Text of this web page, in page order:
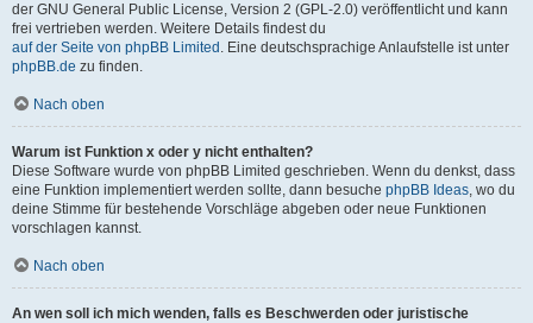
der GNU General Public License, Version 2 (GPL-2.0) veröffentlicht und kann
frei vertrieben werden. Weitere Details findest du
auf der Seite von phpBB Limited . Eine deutschsprachige Anlaufstelle ist unter
phpBB.de zu finden.
Nach oben
Warum ist Funktion x oder y nicht enthalten?
Diese Software wurde von phpBB Limited geschrieben. Wenn du denkst, dass
eine Funktion implementiert werden sollte, dann besuche phpBB Ideas, wo du
deine Stimme für bestehende Vorschläge abgeben oder neue Funktionen
vorschlagen kannst.
Nach oben
An wen soll ich mich wenden, falls es Beschwerden oder juristische